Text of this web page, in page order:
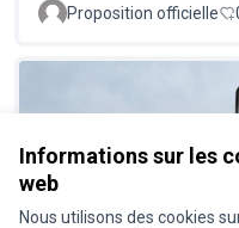
Informations sur les
web
Nous utilisons des cookies
Proposition officielle